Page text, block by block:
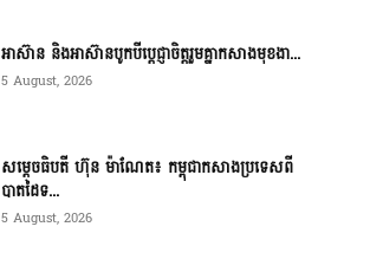
អាស៊ាន និងអាស៊ានបូកបីប្តេជ្ញាចិត្តរួមគ្នាកសាងមុខងា...
5 August, 2026
សម្ដេចធិបតី ហ៊ុន ម៉ាណែត៖ កម្ពុជាកសាងប្រទេសពី
បាតដៃទ...
5 August, 2026